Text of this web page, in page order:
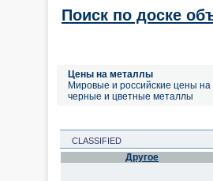
Поиск по доске
Цены на металлы
Мировые и российские цены на
черные и цветные металлы
CLASSIFIED
Другое